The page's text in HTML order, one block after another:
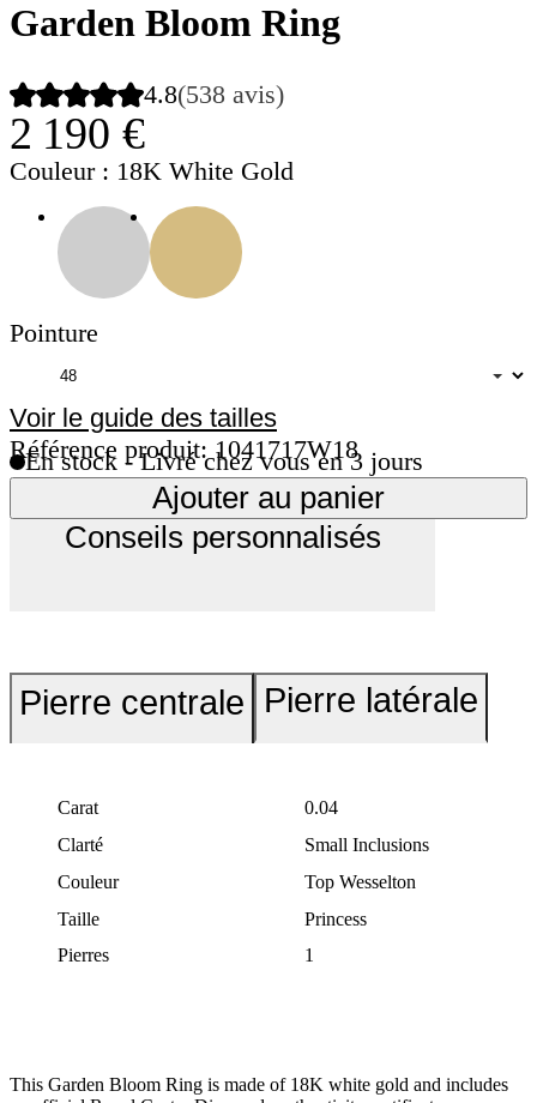
Garden Bloom Ring
4.8(538 avis)
2 190 €
Couleur : 18K White Gold
Pointure
Voir le guide des tailles
Référence produit: 1041717W18
En stock - Livré chez vous en 3 jours
Ajouter au panier
Conseils personnalisés
Pierre centrale Pierre latérale
Carat
0.04
Clarté
Small Inclusions
Couleur
Top Wesselton
Taille
Princess
Pierres
1
This Garden Bloom Ring is made of 18K white gold and includes